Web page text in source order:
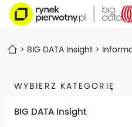
BIG DATA Insight
WYBIERZ KATEGORIĘ
BIG DATA Insight